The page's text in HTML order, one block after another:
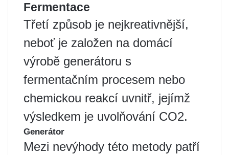
Fermentace
Třetí způsob je nejkreativnější,
neboť je založen na domácí
výrobě generátoru s
fermentačním procesem nebo
chemickou reakcí uvnitř, jejímž
výsledkem je uvolňování CO2.
Generátor
Mezi nevýhody této metody patří